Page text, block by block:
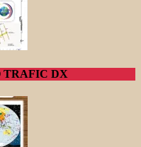
TRAFIC DX